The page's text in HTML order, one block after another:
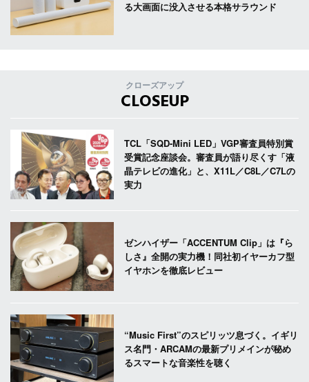
る大画面に没入させる本格サラウンド
クローズアップ
CLOSEUP
TCL「SQD-Mini LED」VGP審査員特別賞
受賞記念座談会。審査員が語り尽くす「液
晶テレビの進化」と、X11L／C8L／C7Lの
実力
ゼンハイザー「ACCENTUM Clip」は『ら
しさ』全開の実力機！同社初イヤーカフ型
イヤホンを徹底レビュー
“Music First”のスピリッツ息づく。イギリ
ス名門・ARCAMの最新プリメインが秘め
るスマートな音楽性を聴く